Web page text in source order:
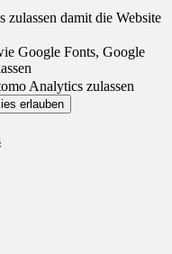
zulassen damit die Website
Google Fonts, Google
Analytics zulassen